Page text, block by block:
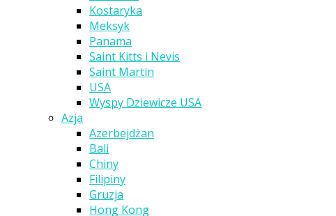
Kostaryka
Meksyk
Panama
Saint Kitts i Nevis
Saint Martin
USA
Wyspy Dziewicze USA
Azja
Azerbejdżan
Bali
Chiny
Filipiny
Gruzja
Hong Kong